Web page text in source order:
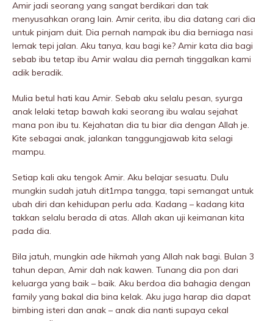
Amir jadi seorang yang sangat berdikari dan tak
menyusahkan orang lain. Amir cerita, ibu dia datang cari dia
untuk pinjam duit. Dia pernah nampak ibu dia berniaga nasi
lemak tepi jalan. Aku tanya, kau bagi ke? Amir kata dia bagi
sebab ibu tetap ibu Amir walau dia pernah tinggalkan kami
adik beradik.
Mulia betul hati kau Amir. Sebab aku selalu pesan, syurga
anak lelaki tetap bawah kaki seorang ibu walau sejahat
mana pon ibu tu. Kejahatan dia tu biar dia dengan Allah je.
Kite sebagai anak, jalankan tanggungjawab kita selagi
mampu.
Setiap kali aku tengok Amir. Aku belajar sesuatu. Dulu
mungkin sudah jatuh dit1mpa tangga, tapi semangat untuk
ubah diri dan kehidupan perlu ada. Kadang – kadang kita
takkan selalu berada di atas. Allah akan uji keimanan kita
pada dia.
Bila jatuh, mungkin ade hikmah yang Allah nak bagi. Bulan 3
tahun depan, Amir dah nak kawen. Tunang dia pon dari
keluarga yang baik – baik. Aku berdoa dia bahagia dengan
family yang bakal dia bina kelak. Aku juga harap dia dapat
bimbing isteri dan anak – anak dia nanti supaya cekal